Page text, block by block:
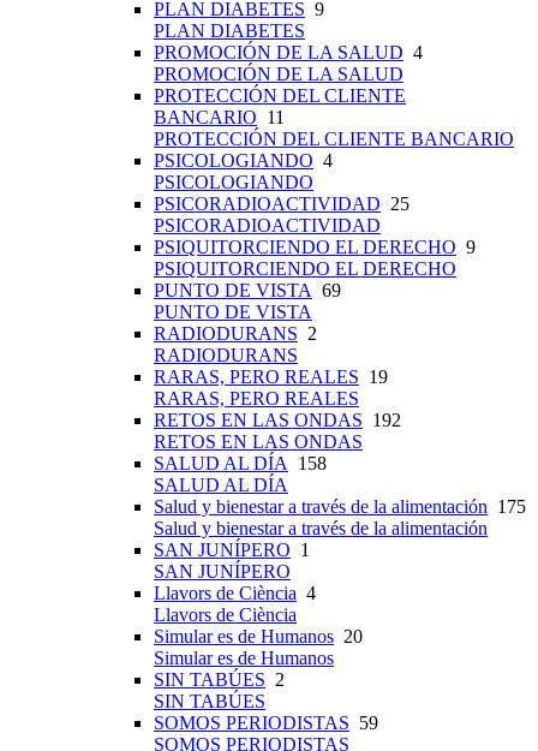
PLAN DIABETES 9
PLAN DIABETES
PROMOCIÓN DE LA SALUD 4
PROMOCIÓN DE LA SALUD
PROTECCIÓN DEL CLIENTE
BANCARIO 11
PROTECCIÓN DEL CLIENTE BANCARIO
PSICOLOGIANDO 4
PSICOLOGIANDO
PSICORADIOACTIVIDAD 25
PSICORADIOACTIVIDAD
PSIQUITORCIENDO EL DERECHO 9
PSIQUITORCIENDO EL DERECHO
PUNTO DE VISTA 69
PUNTO DE VISTA
RADIODURANS 2
RADIODURANS
RARAS, PERO REALES 19
RARAS, PERO REALES
RETOS EN LAS ONDAS 192
RETOS EN LAS ONDAS
SALUD AL DÍA
158
SALUD AL DÍA
Salud y bienestar a través de la alimentación 175
Salud y bienestar a través de la alimentación
SAN JUNÍPERO 1
SAN JUNÍPERO
Llavors de Ciència 4
Llavors de Ciència
Simular es de Humanos 20
Simular es de Humanos
SIN TABÚES 2
SIN TABÚES
SOMOS PERIODISTAS 59
SOMOS PERIODISTAS